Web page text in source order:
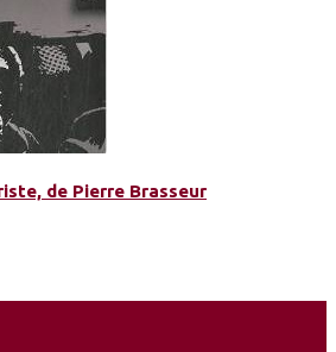
de Pierre Brasseur